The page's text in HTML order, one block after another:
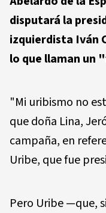
disputará la
izquierdista Iván
lo que llaman un
"Mi uribismo no
que doña Lina,
campaña, en
Uribe, que fue
Pero Uribe —que,